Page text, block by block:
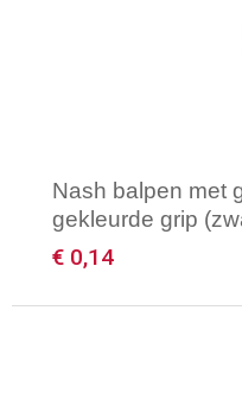
Nash balpen met
gekleurde grip
€ 0,14
Minimale